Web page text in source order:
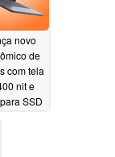
novo
de
com tela
nit e
SSD